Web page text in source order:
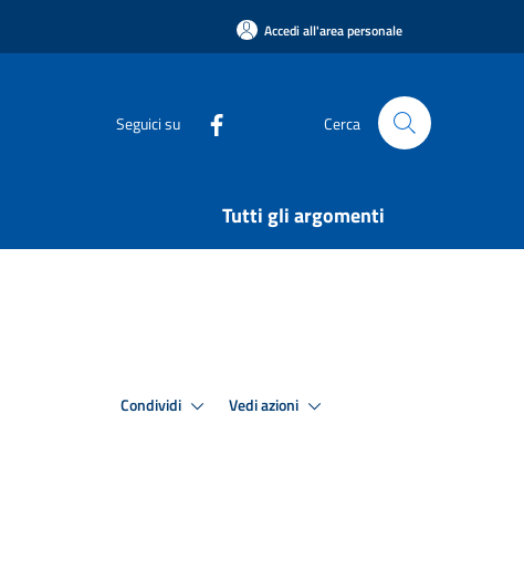
Accedi all'area personale
Seguici su Cerca
Tutti gli argomenti
Condividi Vedi azioni